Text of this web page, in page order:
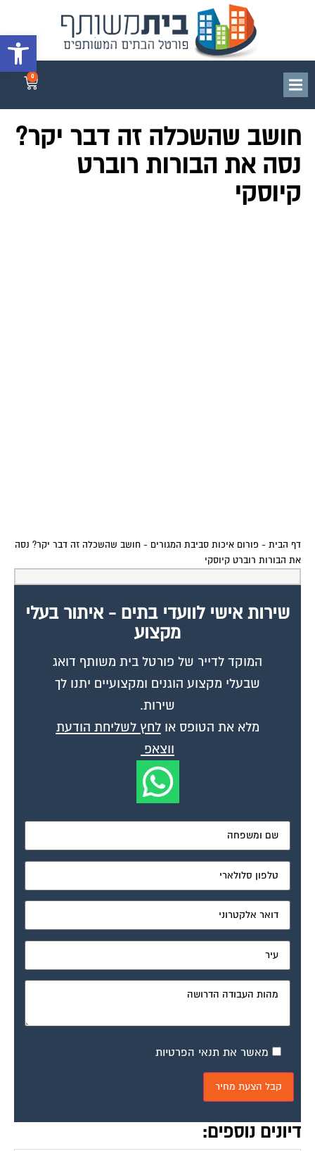
פתח
חושב שהשכלה זה דבר יקר?
נסה את הבורות רוברט
קיוסקי
את הבורות רוברט קיוסקי
מקצוע
המוקד לדייר של פורטל בית משותף דואג
שבעלי מקצוע הוגנים ומקצועיים יתנו לך
שירות.
מלא את הטופס אולחץ לשליחת הודעת
ווצאפ
דיונים נוספים: